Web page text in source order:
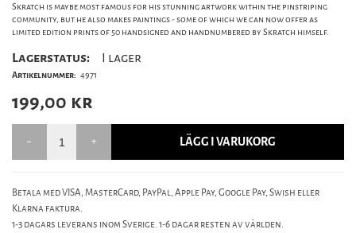
Skratch is maybe most famous for his stunning artwork within the pinstriping
community, but he also makes paintings - some of which we can now offer as
limited edition prints of 50 handsigned and handnumbered by Skratch himself.
Lagerstatus: I lager
Artikelnummer: 4971
199,00 kr
LÄGG I VARUKORG
Betala med VISA, MasterCard, PayPal, Apple Pay, Google Pay, Swish eller
Klarna faktura.
1-3 dagars leverans inom Sverige. 1-6 dagar resten av världen.